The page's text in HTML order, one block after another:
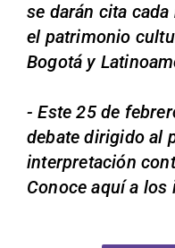
se darán cita
el patrimonio
Bogotá y
- Este 25 de
debate dirigido al
interpretación
Conoce aquí a los